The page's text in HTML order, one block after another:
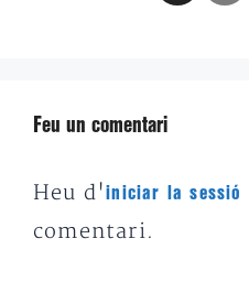
Feu un comentari
Heu d'iniciar la sessió
comentari.